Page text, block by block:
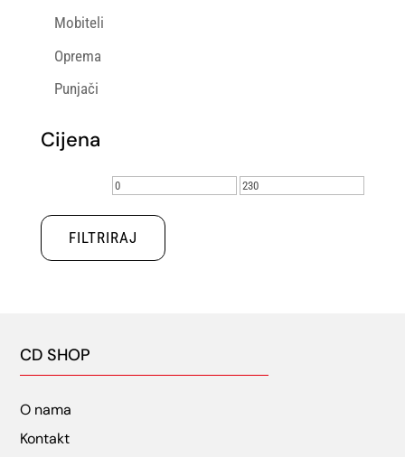
Mobiteli
Oprema
Punjači
Cijena
Min
cijena
Maks
FILTRIRAJ
CD SHOP
O nama
Kontakt